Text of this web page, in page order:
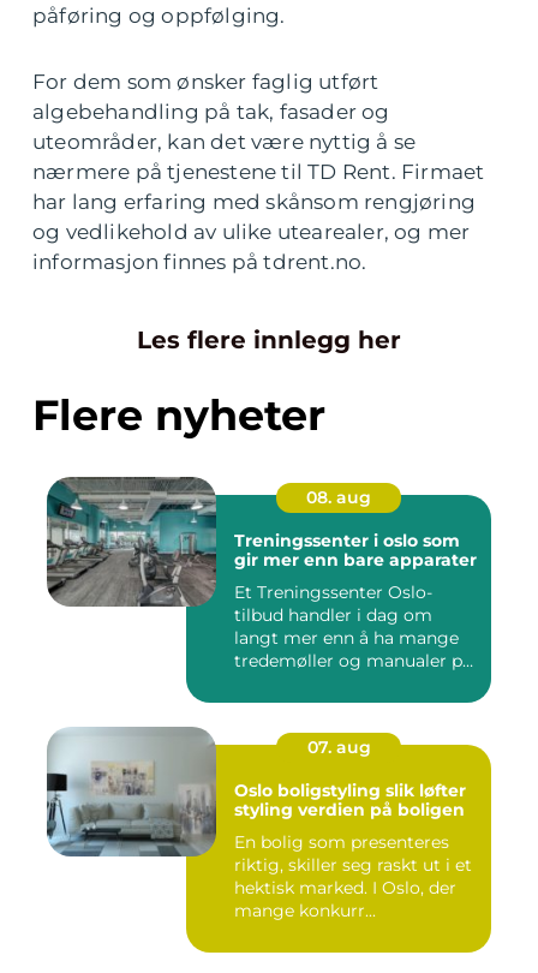
påføring og oppfølging.
For dem som ønsker faglig utført
algebehandling på tak, fasader og
uteområder, kan det være nyttig å se
nærmere på tjenestene til TD Rent. Firmaet
har lang erfaring med skånsom rengjøring
og vedlikehold av ulike utearealer, og mer
informasjon finnes på tdrent.no.
Les flere innlegg her
Flere nyheter
08. aug
Treningssenter i oslo som
gir mer enn bare apparater
Et Treningssenter Oslo-
tilbud handler i dag om
langt mer enn å ha mange
tredemøller og manualer på
07. aug
Oslo boligstyling slik løfter
styling verdien på boligen
En bolig som presenteres
riktig, skiller seg raskt ut i et
hektisk marked. I Oslo, der
mange konkurr...